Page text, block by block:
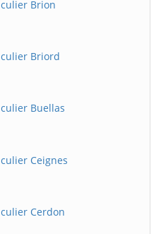
Brion
Briord
Buellas
Ceignes
Cerdon